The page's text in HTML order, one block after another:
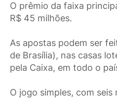
O prêmio da faixa
R$ 45 milhões.
As apostas podem ser
de Brasília), nas casas
pela Caixa, em todo o
O jogo simples, com seis